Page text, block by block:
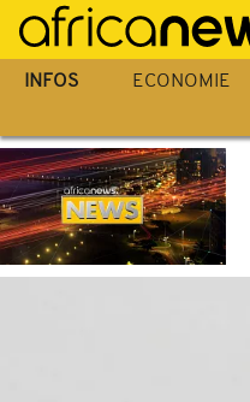
Passer
au
contenu
INFOS ECONOMIE